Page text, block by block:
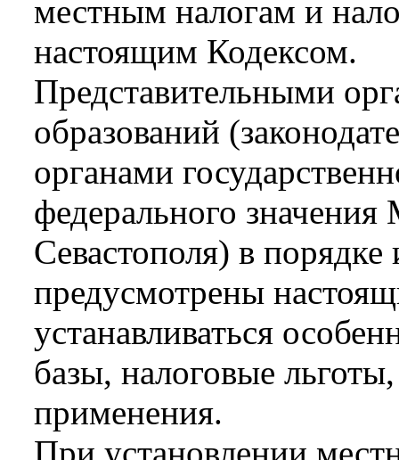
местным налогам и
настоящим Кодексом.
Представительными
образований
органами
федерального
Севастополя) в
предусмотрены
устанавливаться
базы, налоговые
применения.
При установлении